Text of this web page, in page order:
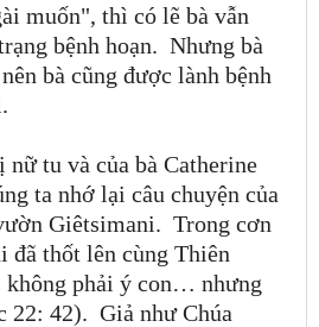
muốn", thì có lẽ bà vẫn
bệnh hoạn. Nhưng bà
bà cũng được lành bệnh
nữ tu và của bà Catherine
ta nhớ lại câu chuyện của
Giêtsimani. Trong cơn
đã thốt lên cùng Thiên
phải ý con… nhưng
22: 42). Giả như Chúa